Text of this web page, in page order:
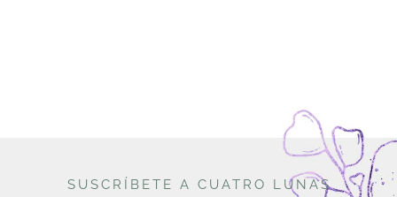
SUSCRÍBETE A CUATRO LUNAS